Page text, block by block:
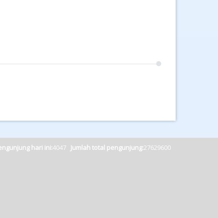
hari ini:4047 Jumlah total pengunjung:27629600